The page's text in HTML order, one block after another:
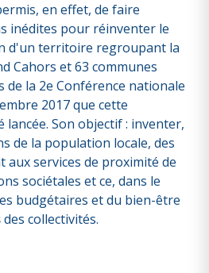
en effet, de faire
inédites pour réinventer le
d'un territoire regroupant la
Cahors et 63 communes
de la 2e Conférence nationale
2017 que cette
Son objectif : inventer,
de la population locale, des
services de proximité de
sociétales et ce, dans le
budgétaires et du bien-être
des collectivités.